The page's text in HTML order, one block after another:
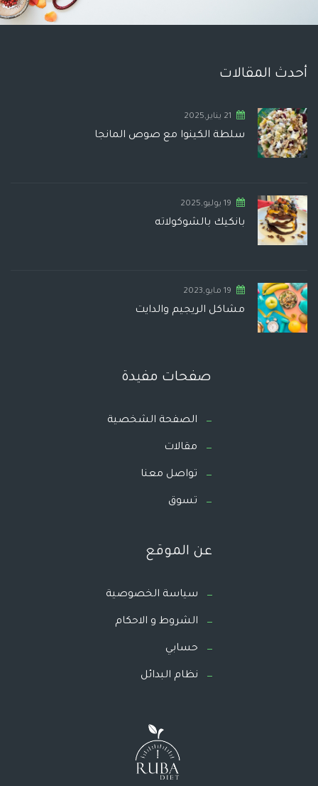
أحدث المقالات
21 يناير,2025
سلطة الكينوا مع صوص المانجا
19 يوليو,2025
بانكيك بالشوكولاته
19 مايو,2023
مشاكل الريجيم والدايت
صفحات مفيدة
الصفحة الشخصية
مقالات
تواصل معنا
تسوق
عن الموقع
سياسة الخصوصية
الشروط و الاحكام
حسابي
نظام البدائل